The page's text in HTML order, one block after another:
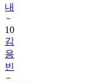
내
10
김
용
빈